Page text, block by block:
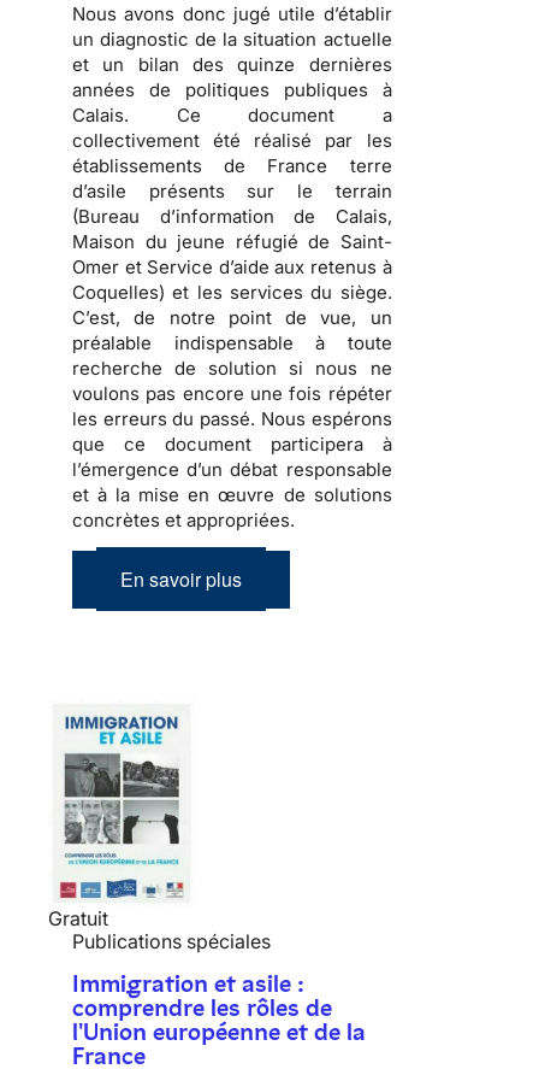
Nous avons donc jugé utile d’établir
un diagnostic de la situation actuelle
et un bilan des quinze dernières
années de politiques publiques à
Calais. Ce document a
collectivement été réalisé par les
établissements de France terre
d’asile présents sur le terrain
(Bureau d’information de Calais,
Maison du jeune réfugié de Saint-
Omer et Service d’aide aux retenus à
Coquelles) et les services du siège.
C’est, de notre point de vue, un
préalable indispensable à toute
recherche de solution si nous ne
voulons pas encore une fois répéter
les erreurs du passé. Nous espérons
que ce document participera à
l’émergence d’un débat responsable
et à la mise en œuvre de solutions
concrètes et appropriées.
En savoir plus
Gratuit
Publications spéciales
Immigration et asile :
comprendre les rôles de
l'Union européenne et de la
France